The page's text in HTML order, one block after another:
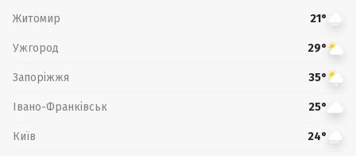
Житомир 21°
Ужгород 29°
Запоріжжя 35°
Івано-Франківськ 25°
Київ 24°